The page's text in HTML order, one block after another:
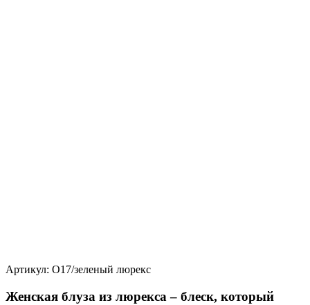
Артикул: О17/зеленый люрекс
Женская блуза из люрекса – блеск, который